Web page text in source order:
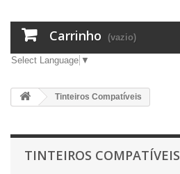
Carrinho (vazio)
Select Language ▼
Tinteiros Compatíveis
TINTEIROS COMPATÍVEIS